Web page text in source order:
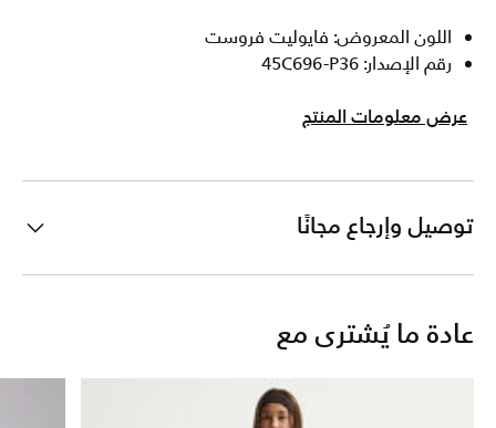
اللون المعروض: فايوليت فروست
رقم الإصدار: 45C696-P36
عرض معلومات المنتج
توصيل وإرجاع مجانًا
عادة ما يُشترى مع